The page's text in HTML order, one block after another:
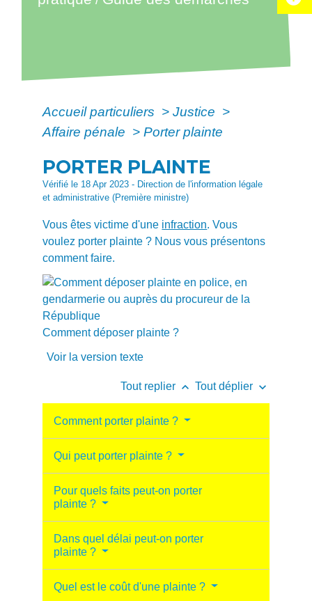
Accueil particuliers > Justice >
Affaire pénale > Porter plainte
PORTER PLAINTE
Vérifié le 18 Apr 2023 - Direction de l'information légale
et administrative (Première ministre)
Vous êtes victime d'une infraction. Vous
voulez porter plainte ? Nous vous présentons
comment faire.
Comment déposer plainte ?
Voir la version texte
Tout replier keyboard_arrow_up Tout déplier keyboard_arrow_down
Comment porter plainte ?
Qui peut porter plainte ?
Pour quels faits peut-on porter
plainte ?
Dans quel délai peut-on porter
plainte ?
Quel est le coût d'une plainte ?